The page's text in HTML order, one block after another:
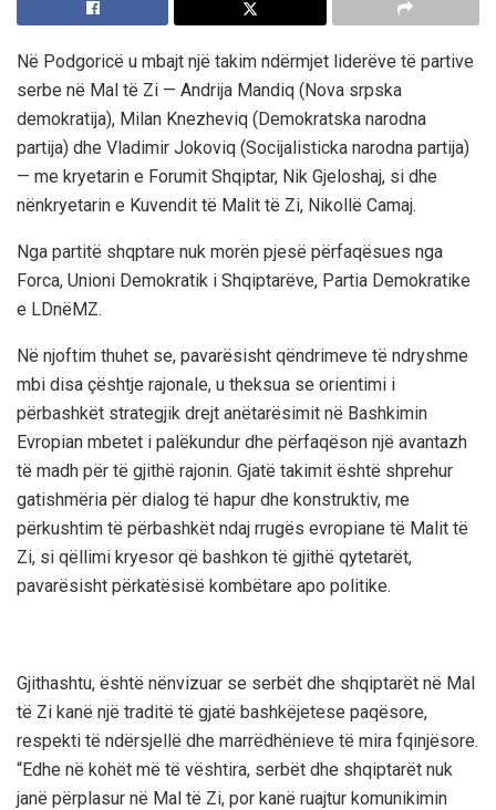
Në Podgoricë u mbajt një takim ndërmjet liderëve të partive
serbe në Mal të Zi — Andrija Mandiq (Nova srpska
demokratija), Milan Knezheviq (Demokratska narodna
partija) dhe Vladimir Jokoviq (Socijalisticka narodna partija)
— me kryetarin e Forumit Shqiptar, Nik Gjeloshaj, si dhe
nënkryetarin e Kuvendit të Malit të Zi, Nikollë Camaj.
Nga partitë shqptare nuk morën pjesë përfaqësues nga
Forca, Unioni Demokratik i Shqiptarëve, Partia Demokratike
e LDnëMZ.
Në njoftim thuhet se, pavarësisht qëndrimeve të ndryshme
mbi disa çështje rajonale, u theksua se orientimi i
përbashkët strategjik drejt anëtarësimit në Bashkimin
Evropian mbetet i palëkundur dhe përfaqëson një avantazh
të madh për të gjithë rajonin. Gjatë takimit është shprehur
gatishmëria për dialog të hapur dhe konstruktiv, me
përkushtim të përbashkët ndaj rrugës evropiane të Malit të
Zi, si qëllimi kryesor që bashkon të gjithë qytetarët,
pavarësisht përkatësisë kombëtare apo politike.
Gjithashtu, është nënvizuar se serbët dhe shqiptarët në Mal
të Zi kanë një traditë të gjatë bashkëjetese paqësore,
respekti të ndërsjellë dhe marrëdhënieve të mira fqinjësore.
“Edhe në kohët më të vështira, serbët dhe shqiptarët nuk
janë përplasur në Mal të Zi, por kanë ruajtur komunikimin